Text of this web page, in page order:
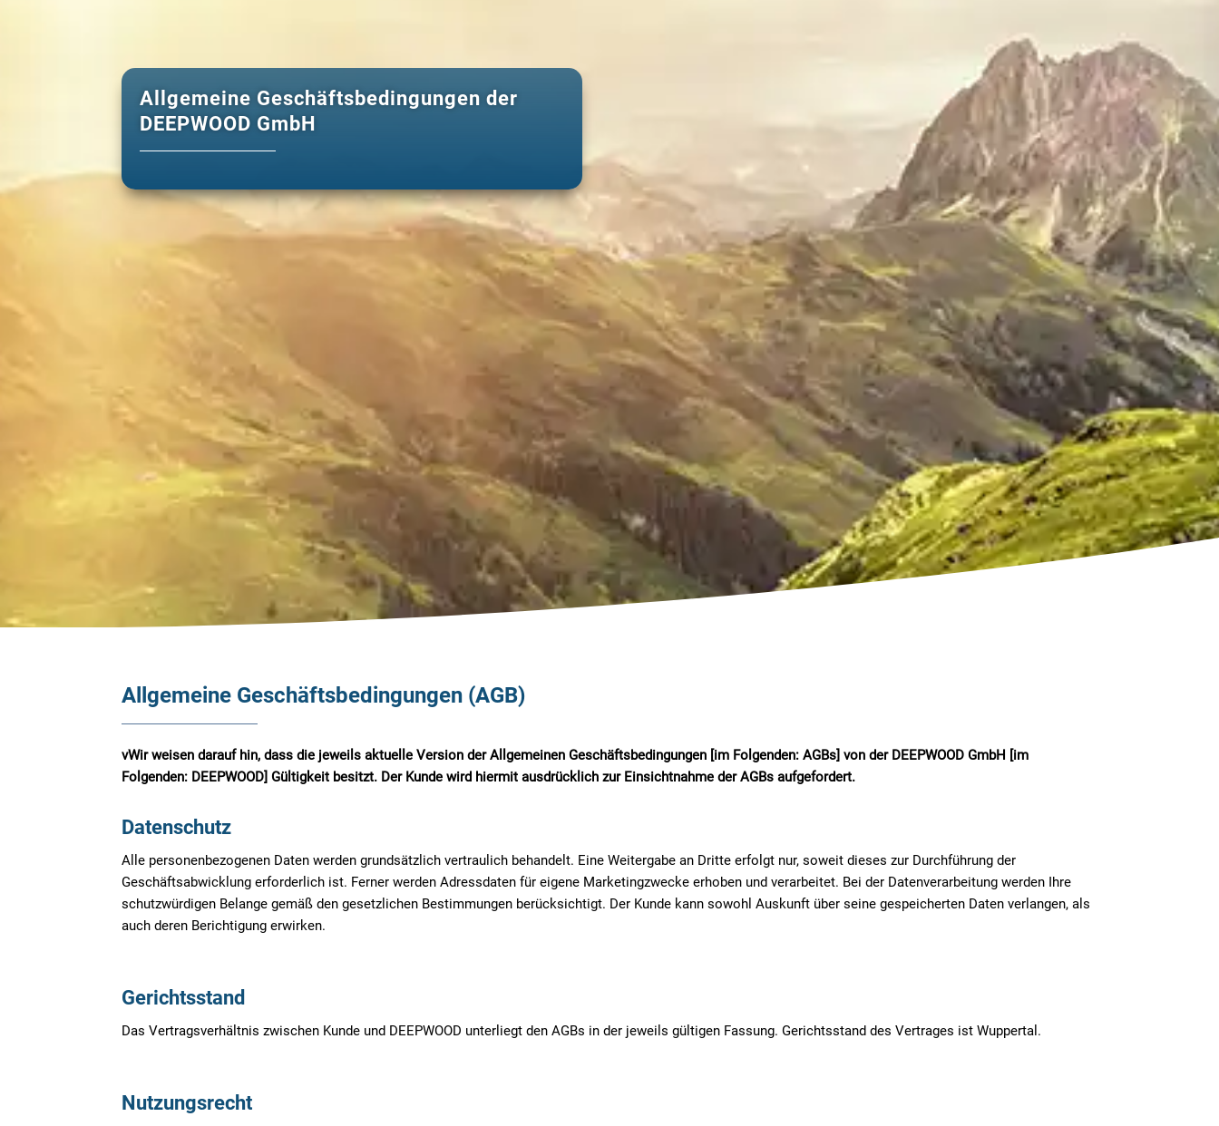
Allgemeine Geschäftsbedingungen der
DEEPWOOD GmbH
Allgemeine Geschäftsbedingungen (AGB)
vWir weisen darauf hin, dass die jeweils aktuelle Version der Allgemeinen Geschäftsbedingungen [im Folgenden: AGBs] von der DEEPWOOD GmbH [im
Folgenden: DEEPWOOD]Gültigkeit besitzt. Der Kunde wird hiermit ausdrücklich zur Einsichtnahme der AGBs aufgefordert.
Datenschutz
Alle personenbezogenen Daten werden grundsätzlich vertraulich behandelt. Eine Weitergabe an Dritte erfolgt nur, soweit dieses zur Durchführung der
Geschäftsabwicklung erforderlich ist. Ferner werden Adressdaten für eigene Marketingzwecke erhoben und verarbeitet. Bei der Datenverarbeitung werden Ihre
schutzwürdigen Belange gemäß den gesetzlichen Bestimmungen berücksichtigt. Der Kunde kann sowohl Auskunft über seine gespeicherten Daten verlangen, als
auch deren Berichtigung erwirken.
Gerichtsstand
Das Vertragsverhältnis zwischen Kunde und DEEPWOOD unterliegt den AGBs in der jeweils gültigen Fassung. Gerichtsstand des Vertrages ist Wuppertal.
Nutzungsrecht